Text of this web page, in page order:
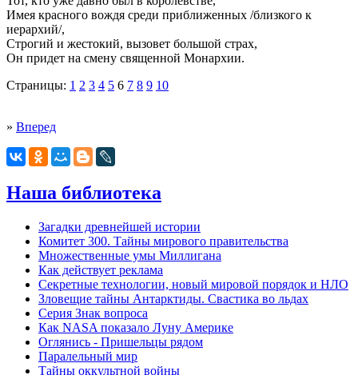
Имея красного вождя среди приближенных /близкого к
иерархий/,
Строгий и жестокий, вызовет большой страх,
Он придет на смену священной Монархии.
Страницы: 1 2 3 4 5 6 7 8 9 10
» Вперед
Наша библиотека
Загадки древнейшей истории
Комитет 300. Тайны мирового правительства
Mножественные умы Миллигана
Как действует реклама
Секретные технологии, новый мировой порядок и НЛО
Зловещие тайны Антарктиды. Свастика во льдах
Серия Знак вопроса
Как NASA показало Луну Америке
Оглянись - Пришельцы рядом
Паралельный мир
Тайны оккультной войны